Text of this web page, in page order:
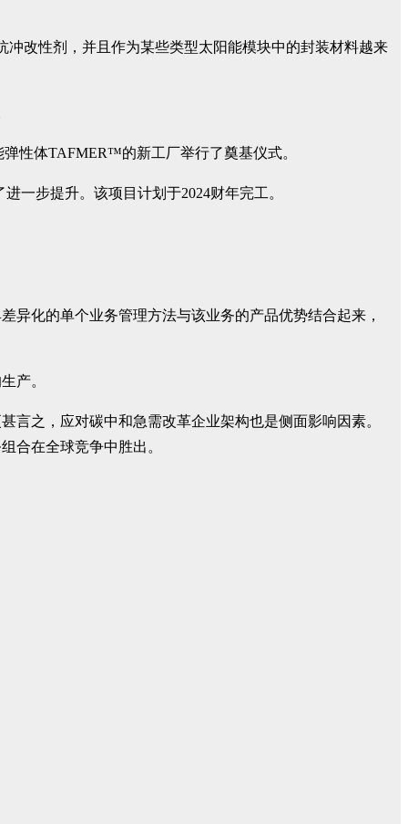
改性剂，并且作为某些类型太阳能模块中的封装材料越来
性体TAFMER™的新工厂举行了奠基仪式。
一步提升。该项目计划于2024财年完工。
异化的单个业务管理方法与该业务的产品优势结合起来，
产。
之，应对碳中和急需改革企业架构也是侧面影响因素。
合在全球竞争中胜出。